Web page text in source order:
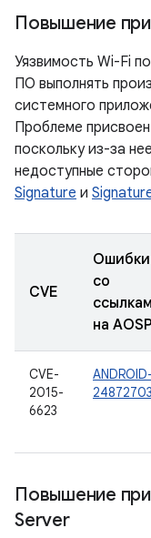
Повышение
Уязвимость Wi-Fi
ПО выполнять
системного
Проблеме
поскольку из-за
недоступные
Signature и
CVE
Ошибки
со
на AOSP
CVE-
2015-
6623
ANDROID-
24872703
Повышение
Server